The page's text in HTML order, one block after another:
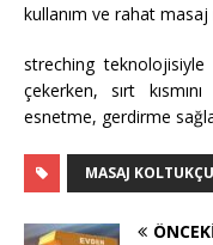
kullanım ve rahat masaj
streching teknolojisiyle
çekerken, sırt
esnetme, gerdirme
MASAJ